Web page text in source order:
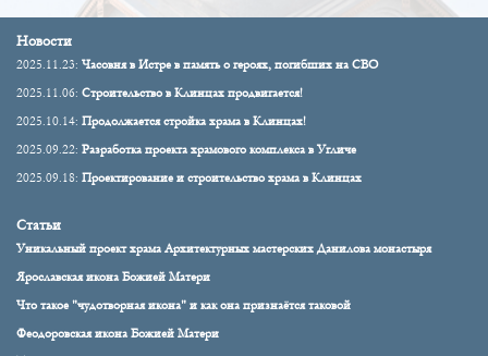
Новости
2025.11.23: Часовня в Истре в память о героях, погибших на СВО
2025.11.06: Строительство в Клинцах продвигается!
2025.10.14: Продолжается стройка храма в Клинцах!
2025.09.22: Разработка проекта храмового комплекса в Угличе
2025.09.18: Проектирование и строительство храма в Клинцах
Статьи
Уникальный проект храма Архитектурных мастерских Данилова монастыря
Ярославская икона Божией Матери
Что такое "чудотворная икона" и как она признаётся таковой
Феодоровская икона Божией Матери